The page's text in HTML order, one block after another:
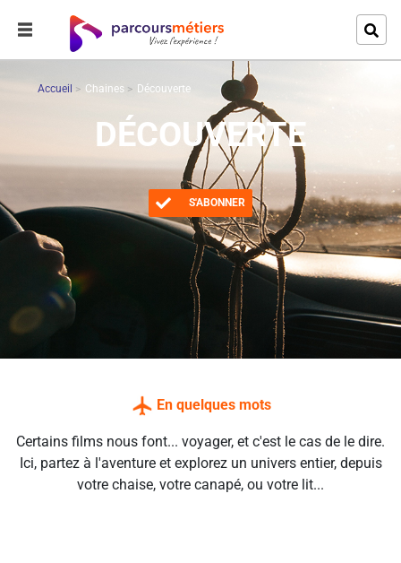
Accueil Chaines Découverte
DÉCOUVERTE
S'ABONNER
En quelques mots
Certains films nous font... voyager, et c'est le cas de le dire.
Ici, partez à l'aventure et explorez un univers entier, depuis
votre chaise, votre canapé, ou votre lit...